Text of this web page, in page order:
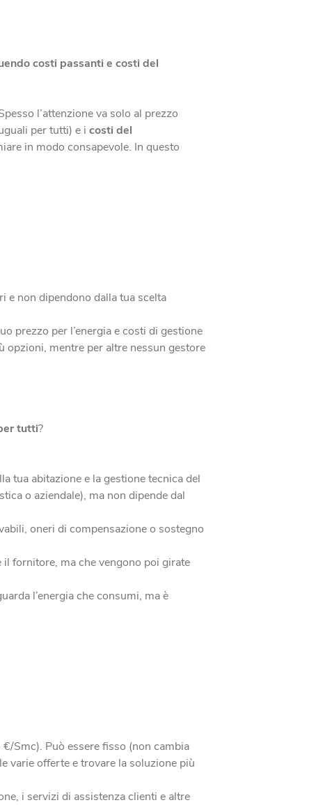
costi passanti e costi del
l’attenzione va solo al prezzo
per tutti) e i costi del
in modo consapevole. In questo
e non dipendono dalla tua scelta
prezzo per l’energia e costi di gestione
opzioni, mentre per altre nessun gestore
tutti?
tua abitazione e la gestione tecnica del
o aziendale), ma non dipende dal
oneri di compensazione o sostegno
fornitore, ma che vengono poi girate
l’energia che consumi, ma è
Smc). Può essere fisso (non cambia
varie offerte e trovare la soluzione più
i servizi di assistenza clienti e altre